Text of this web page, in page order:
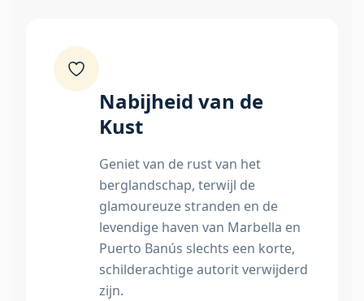
Nabijheid van de
Kust
Geniet van de rust van het
berglandschap, terwijl de
glamoureuze stranden en de
levendige haven van Marbella en
Puerto Banús slechts een korte,
schilderachtige autorit verwijderd
zijn.